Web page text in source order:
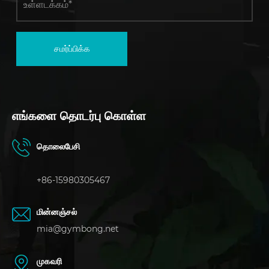
சமர்ப்பிக்க
எங்களை தொடர்பு கொள்ள
தொலைபேசி
+86-15980305467
மின்னஞ்சல்
mia@gymbong.net
முகவரி